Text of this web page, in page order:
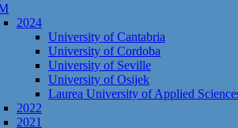
2024
University of Cantabria
University of Cordoba
University of Seville
University of Osijek
Laurea University of Applied
2022
2021